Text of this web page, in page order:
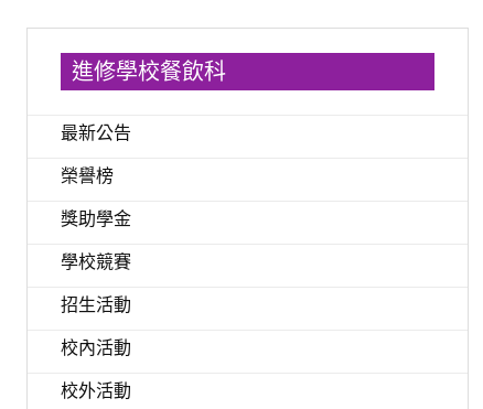
進修學校餐飲科
最新公告
榮譽榜
獎助學金
學校競賽
招生活動
校內活動
校外活動